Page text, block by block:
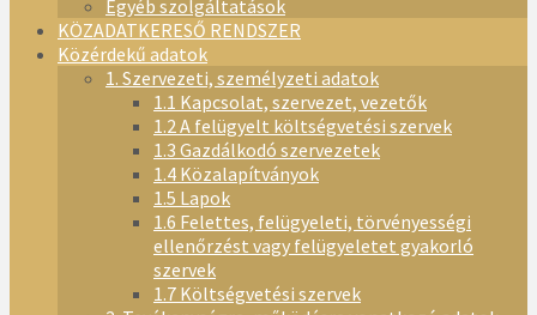
Egyéb szolgáltatások
KÖZADATKERESŐ RENDSZER
Közérdekű adatok
1. Szervezeti, személyzeti adatok
1.1 Kapcsolat, szervezet, vezetők
1.2 A felügyelt költségvetési szervek
1.3 Gazdálkodó szervezetek
1.4 Közalapítványok
1.5 Lapok
1.6 Felettes, felügyeleti, törvényességi
ellenőrzést vagy felügyeletet gyakorló
szervek
1.7 Költségvetési szervek